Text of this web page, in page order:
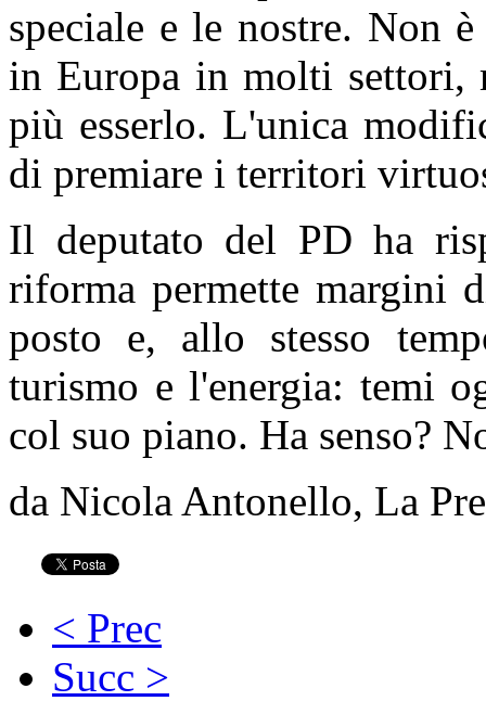
speciale e le nostre. Non
in Europa in molti settori,
più esserlo. L'unica
di premiare i territori
Il deputato del PD ha
riforma permette margini
posto e, allo stesso
turismo e l'energia: temi
col suo piano. Ha senso?
da Nicola Antonello, La
< Prec
Succ >